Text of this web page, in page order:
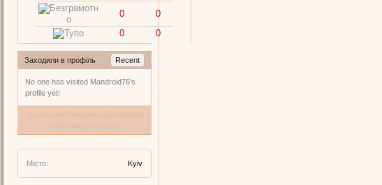
0
0
0
0
Заходили в профіль Recent
No one has visited Mandroid76's
profile yet!
Місто: Kyiv